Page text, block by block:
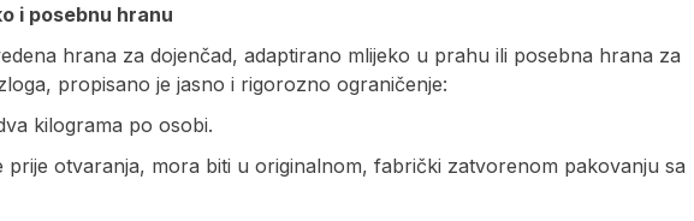
i posebnu hranu
hrana za dojenčad, adaptirano mlijeko u prahu ili posebna hrana za
propisano je jasno i rigorozno ograničenje:
kilograma po osobi.
prije otvaranja, mora biti u originalnom, fabrički zatvorenom pakovanju sa